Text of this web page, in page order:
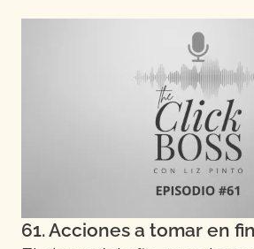
61. Acciones a tomar en